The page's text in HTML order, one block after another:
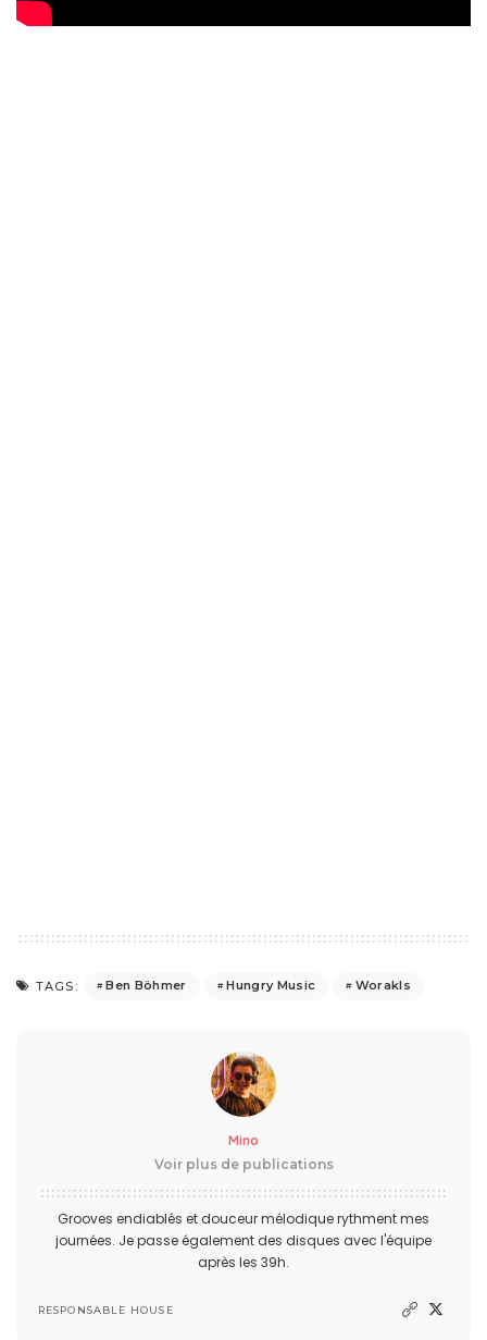
TAGS: Ben Böhmer Hungry Music Worakls
Mino
Voir plus de publications
Grooves endiablés et douceur mélodique rythment mes
journées. Je passe également des disques avec l'équipe
après les 39h.
RESPONSABLE HOUSE